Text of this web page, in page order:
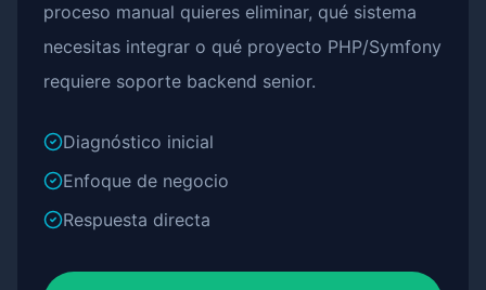
proceso manual quieres eliminar, qué sistema
necesitas integrar o qué proyecto PHP/Symfony
requiere soporte backend senior.
Diagnóstico inicial
Enfoque de negocio
Respuesta directa